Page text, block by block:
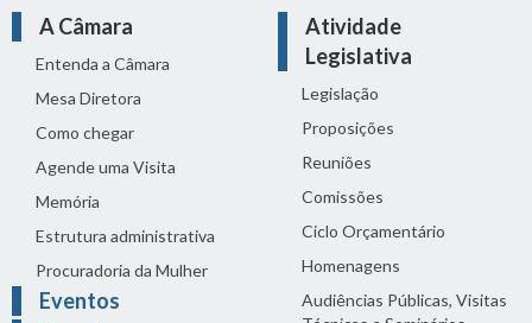
A Câmara
Entenda a Câmara
Mesa Diretora
Como chegar
Agende uma Visita
Memória
Estrutura administrativa
Procuradoria da Mulher
Eventos
Atividade
Legislativa
Legislação
Proposições
Reuniões
Comissões
Ciclo Orçamentário
Homenagens
Audiências Públicas, Visitas